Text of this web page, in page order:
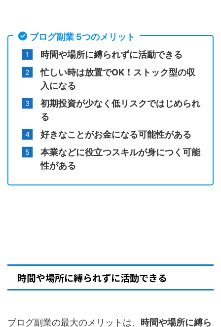
ブログ副業 5つのメリット
時間や場所に縛られずに活動できる
忙しい時は放置でOK！ストック型の収
入になる
初期投資が少なく低リスクではじめられ
る
好きなことがお金になる可能性がある
本業などに役立つスキルが身につく可能
性がある
時間や場所に縛られずに活動できる
ブログ副業の最大のメリットは、 時間や場所に縛ら